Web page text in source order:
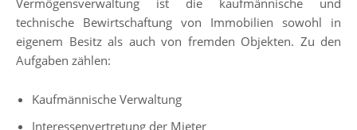
Vermögensverwaltung ist die kaufmännische und
technische Bewirtschaftung von Immobilien sowohl in
eigenem Besitz als auch von fremden Objekten. Zu den
Aufgaben zählen:
Kaufmännische Verwaltung
Interessenvertretung der Mieter